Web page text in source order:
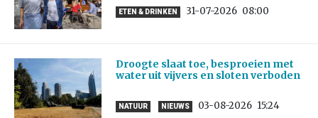
ETEN & DRINKEN 31-07-2026 08:00
Droogte slaat toe, besproeien met
water uit vijvers en sloten verboden
NATUUR NIEUWS 03-08-2026 15:24